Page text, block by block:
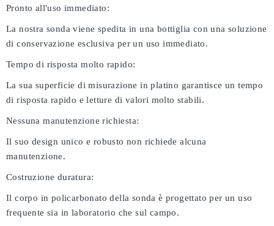
Pronto all'uso immediato:
La nostra sonda viene spedita in una bottiglia con una soluzione
di conservazione esclusiva per un uso immediato.
Tempo di risposta molto rapido:
La sua superficie di misurazione in platino garantisce un tempo
di risposta rapido e letture di valori molto stabili.
Nessuna manutenzione richiesta:
Il suo design unico e robusto non richiede alcuna
manutenzione.
Costruzione duratura:
Il corpo in policarbonato della sonda è progettato per un uso
frequente sia in laboratorio che sul campo.